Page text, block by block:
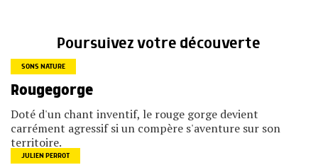
Poursuivez votre découverte
SONS NATURE
Rougegorge
Doté d'un chant inventif, le rouge gorge devient
carrément agressif si un compère s'aventure sur son
territoire.
JULIEN PERROT